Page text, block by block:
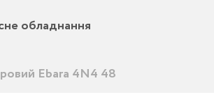
обладнання
Ebara 4N4 48